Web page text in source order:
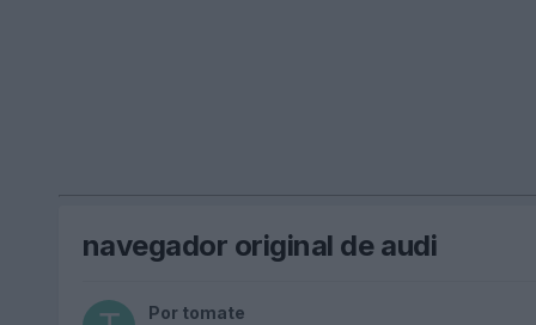
navegador original de audi
Por tomate